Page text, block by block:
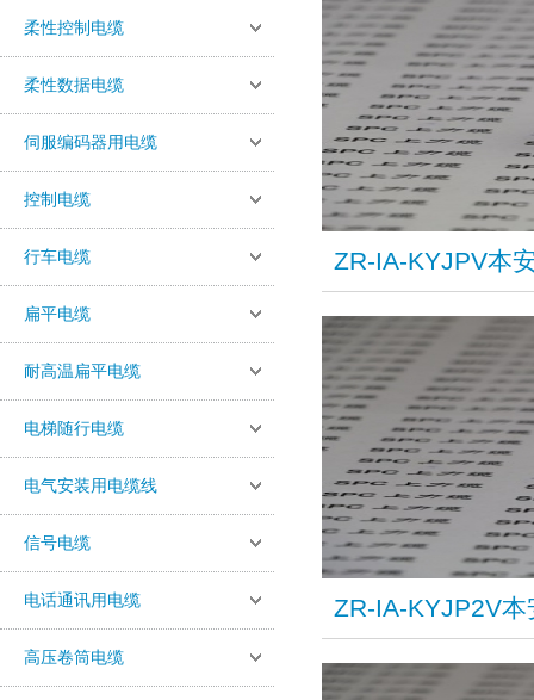
柔性控制电缆
柔性数据电缆
伺服编码器用电缆
控制电缆
行车电缆
扁平电缆
耐高温扁平电缆
电梯随行电缆
电气安装用电缆线
信号电缆
电话通讯用电缆
高压卷筒电缆
ZR-IA-KYJPV本
ZR-IA-KYJP2V